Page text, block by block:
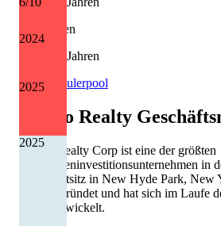
2025
2024
2025
Kürzungen
4 von 13 Jahren
Quelle: Eulerpool
Kimco Realty
Kimco Realty Corp ist eine der größten
Immobilieninvestitionsunternehmen in
mit Hauptsitz in New Hyde Park,
1958 gegründet und hat sich im Laufe
weiterentwickelt.